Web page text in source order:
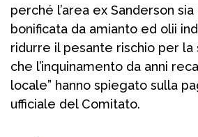
perché l’area ex Sanderson
bonificata da amianto ed olii
ridurre il pesante rischio per la
che l’inquinamento da anni
locale” hanno spiegato sulla
ufficiale del Comitato.